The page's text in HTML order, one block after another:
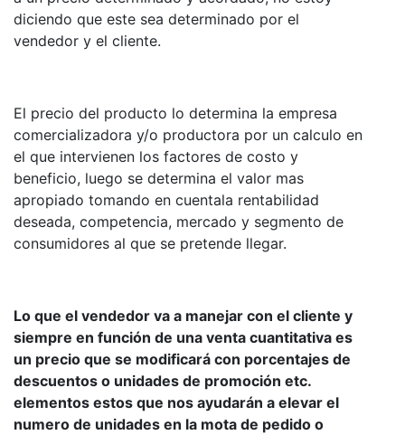
diciendo que este sea determinado por el
vendedor y el cliente.
El precio del producto lo determina la empresa
comercializadora y/o productora por un calculo en
el que intervienen los factores de costo y
beneficio, luego se determina el valor mas
apropiado tomando en cuentala rentabilidad
deseada, competencia, mercado y segmento de
consumidores al que se pretende llegar.
Lo que el vendedor va a manejar con el cliente y
siempre en función de una venta cuantitativa es
un precio que se modificará con porcentajes de
descuentos o unidades de promoción etc.
elementos estos que nos ayudarán a elevar el
numero de unidades en la mota de pedido o